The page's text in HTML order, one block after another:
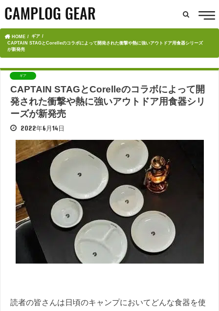
HOME
ギア
CAPTAIN STAGとCorelleのコラボによって開発された衝撃や熱に強いアウトドア用食器シリーズ
が新発売
ギア
CAPTAIN STAGとCorelleのコラボによって開
発された衝撃や熱に強いアウトドア用食器シリ
ーズが新発売
2022年6月14日
読者の皆さんは日頃のキャンプにおいてどんな食器を使